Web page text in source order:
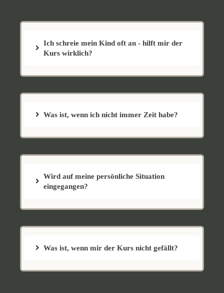
Ich schreie mein Kind oft an - hilft mir der
Kurs wirklich?
Was ist, wenn ich nicht immer Zeit habe?
Wird auf meine persönliche Situation
eingegangen?
Was ist, wenn mir der Kurs nicht gefällt?